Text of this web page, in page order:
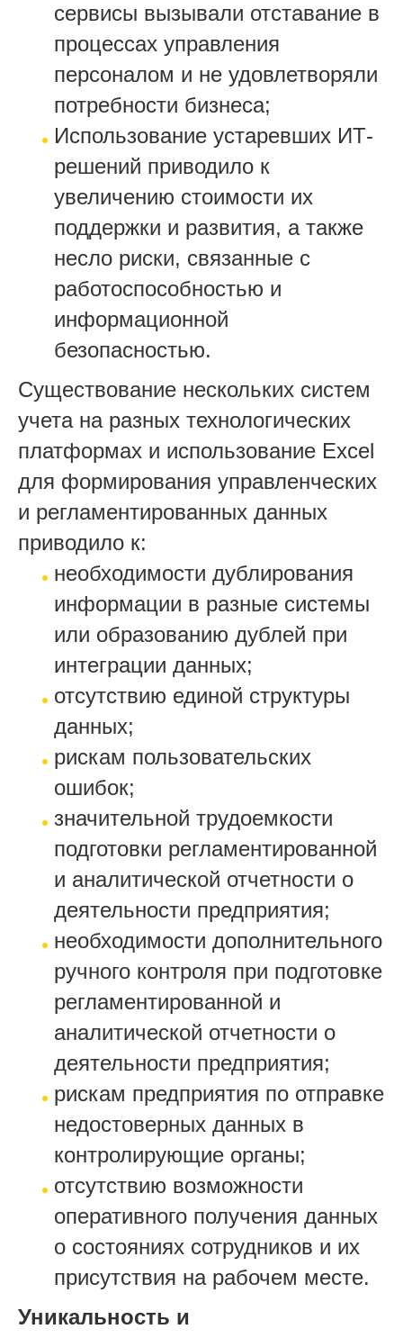
сервисы вызывали отставание в
процессах управления
персоналом и не удовлетворяли
потребности бизнеса;
Использование устаревших ИТ-
решений приводило к
увеличению стоимости их
поддержки и развития, а также
несло риски, связанные с
работоспособностью и
информационной
безопасностью.
Существование нескольких систем
учета на разных технологических
платформах и использование Excel
для формирования управленческих
и регламентированных данных
приводило к:
необходимости дублирования
информации в разные системы
или образованию дублей при
интеграции данных;
отсутствию единой структуры
данных;
рискам пользовательских
ошибок;
значительной трудоемкости
подготовки регламентированной
и аналитической отчетности о
деятельности предприятия;
необходимости дополнительного
ручного контроля при подготовке
регламентированной и
аналитической отчетности о
деятельности предприятия;
рискам предприятия по отправке
недостоверных данных в
контролирующие органы;
отсутствию возможности
оперативного получения данных
о состояниях сотрудников и их
присутствия на рабочем месте.
Уникальность и